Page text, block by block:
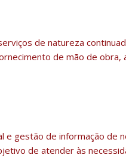
de natureza
de mão de obra,
gestão de informação de
de atender às